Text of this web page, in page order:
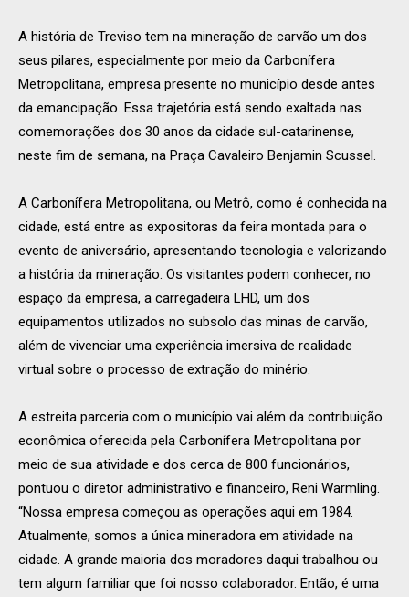
A história de Treviso tem na mineração de carvão um dos
seus pilares, especialmente por meio da Carbonífera
Metropolitana, empresa presente no município desde antes
da emancipação. Essa trajetória está sendo exaltada nas
comemorações dos 30 anos da cidade sul-catarinense,
neste fim de semana, na Praça Cavaleiro Benjamin Scussel.
A Carbonífera Metropolitana, ou Metrô, como é conhecida na
cidade, está entre as expositoras da feira montada para o
evento de aniversário, apresentando tecnologia e valorizando
a história da mineração. Os visitantes podem conhecer, no
espaço da empresa, a carregadeira LHD, um dos
equipamentos utilizados no subsolo das minas de carvão,
além de vivenciar uma experiência imersiva de realidade
virtual sobre o processo de extração do minério.
A estreita parceria com o município vai além da contribuição
econômica oferecida pela Carbonífera Metropolitana por
meio de sua atividade e dos cerca de 800 funcionários,
pontuou o diretor administrativo e financeiro, Reni Warmling.
“Nossa empresa começou as operações aqui em 1984.
Atualmente, somos a única mineradora em atividade na
cidade. A grande maioria dos moradores daqui trabalhou ou
tem algum familiar que foi nosso colaborador. Então, é uma